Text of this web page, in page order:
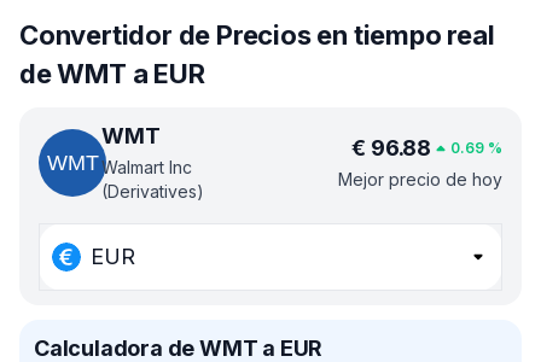
Convertidor de Precios en tiempo real
de WMT a EUR
WMT
Walmart Inc
(Derivatives)
€ 96.88 0.69 %
Mejor precio de hoy
EUR
Calculadora de WMT a EUR